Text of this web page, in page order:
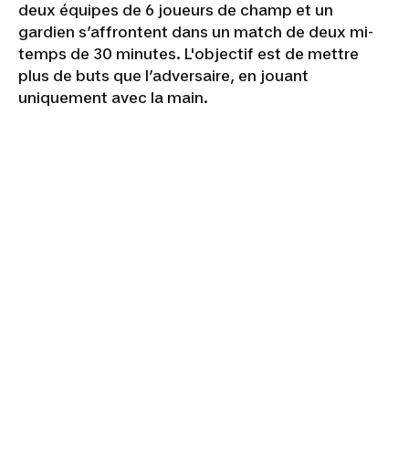
deux équipes de 6 joueurs de champ et un
gardien s’affrontent dans un match de deux mi-
temps de 30 minutes. L'objectif est de mettre
plus de buts que l’adversaire, en jouant
uniquement avec la main.